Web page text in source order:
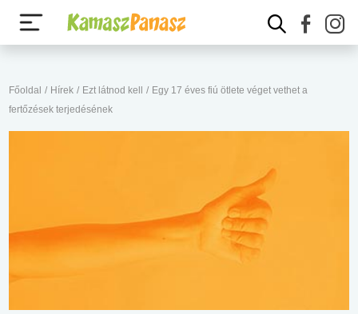
Főoldal / Hírek / Ezt látnod kell / Egy 17 éves fiú ötlete véget vethet a
fertőzések terjedésének